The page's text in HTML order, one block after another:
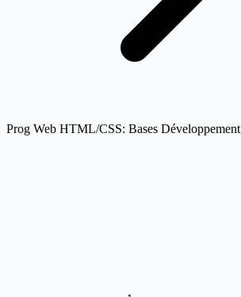
Prog Web HTML/CSS: Bases Développement